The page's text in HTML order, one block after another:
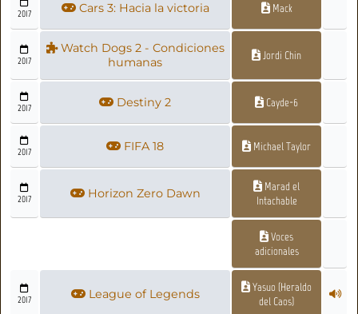
2017 Cars 3: Hacia la victoria Mack
2017
Watch Dogs 2 - Condiciones
humanas
Jordi Chin
2017 Destiny 2 Cayde-6
2017 FIFA 18 Michael Taylor
2017 Horizon Zero Dawn
Marad el
Intachable
Voces
adicionales
2017 League of Legends
Yasuo (Heraldo
del Caos)